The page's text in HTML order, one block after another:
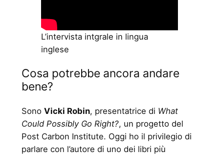
L’intervista intgrale in lingua
inglese
Cosa potrebbe ancora andare
bene?
Sono Vicki Robin, presentatrice di What
Could Possibly Go Right?, un progetto del
Post Carbon Institute. Oggi ho il privilegio di
parlare con l’autore di uno dei libri più